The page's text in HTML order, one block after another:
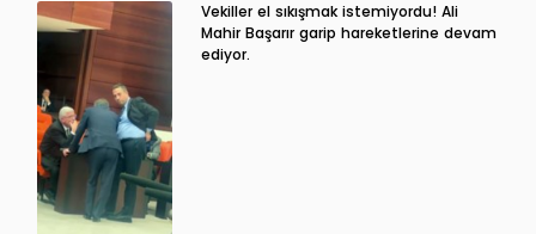
Vekiller el sıkışmak istemiyordu! Ali
Mahir Başarır garip hareketlerine devam
ediyor.